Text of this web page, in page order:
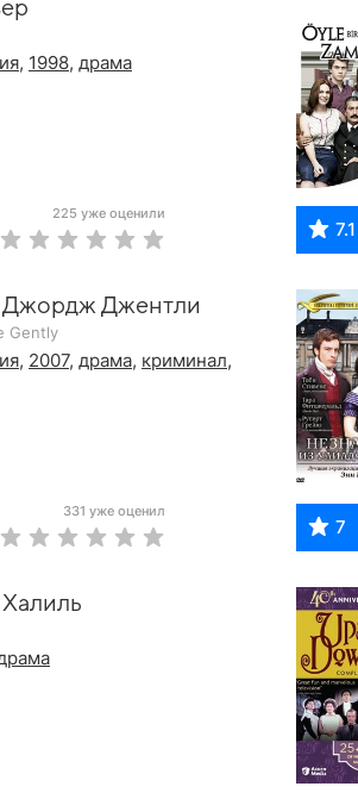
, 1998, драма
225 уже оценили
7.1
Джордж Джентли
Gently
, 2007, драма, криминал,
331 уже оценил
7